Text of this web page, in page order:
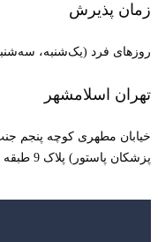
زمان پذیرش
روزهای فرد (یک‌شنبه، سه‌شنبه و
تهران اسلامشهر
خیابان مطهری کوچه پنجم
پزشکان پاستور) پلاک 9 طبقه اول